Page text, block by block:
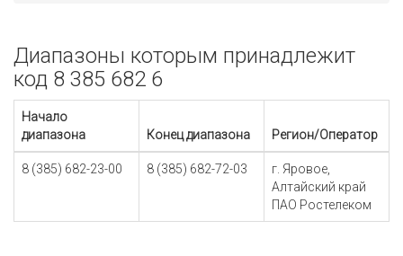
Диапазоны которым принадлежит
код 8 385 682 6
Начало
диапазона
Конец диапазона Регион/Оператор
8 (385) 682-23-00 8 (385) 682-72-03
г. Яровое,
Алтайский край
ПАО Ростелеком